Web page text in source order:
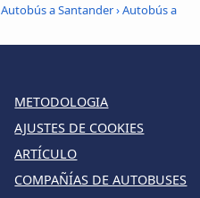
Autobús a Santander›Autobús a
METODOLOGIA
AJUSTES DE COOKIES
ARTÍCULO
COMPAÑÍAS DE AUTOBUSES